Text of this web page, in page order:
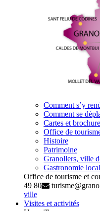
Comment s’y
Comment se
Cartes et
Office de
Histoire
Patrimoine
Granollers, ville
Gastronomie
Office de tourisme et
49 80
ville
Visites et activités